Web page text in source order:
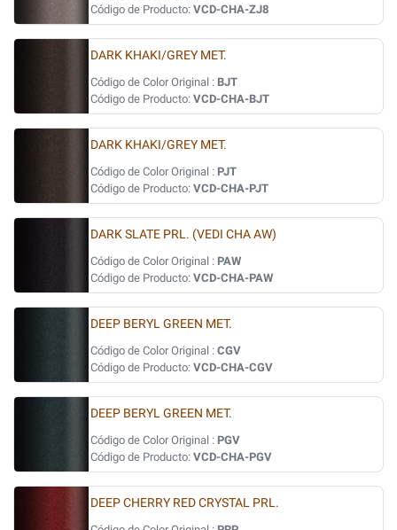
Código de Producto: VCD-CHA-ZJ8
DARK KHAKI/GREY MET.
Código de Color Original : BJT
Código de Producto: VCD-CHA-BJT
DARK KHAKI/GREY MET.
Código de Color Original : PJT
Código de Producto: VCD-CHA-PJT
DARK SLATE PRL. (VEDI CHA AW)
Código de Color Original : PAW
Código de Producto: VCD-CHA-PAW
DEEP BERYL GREEN MET.
Código de Color Original : CGV
Código de Producto: VCD-CHA-CGV
DEEP BERYL GREEN MET.
Código de Color Original : PGV
Código de Producto: VCD-CHA-PGV
DEEP CHERRY RED CRYSTAL PRL.